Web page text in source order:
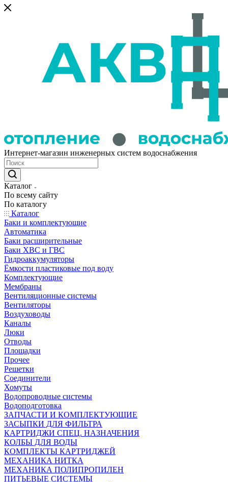
Интернет-магазин инженерных систем водоснабжения
Каталог
По всему сайту
По каталогу
Каталог
Баки и комплектующие
Автоматика
Баки расширительные
Баки ХВС и ГВС
Гидроаккумуляторы
Ёмкости пластиковые под воду
Комплектующие
Мембраны
Вентиляционные системы
Вентиляторы
Воздуховоды
Каналы
Люки
Отводы
Площадки
Прочее
Решетки
Соединители
Хомуты
Водопроводные системы
Водоподготовка
ЗАПЧАСТИ И КОМПЛЕКТУЮЩИЕ
ЗАСЫПКИ ДЛЯ ФИЛЬТРА
КАРТРИДЖИ СПЕЦ. НАЗНАЧЕНИЯ
КОЛБЫ ДЛЯ ВОДЫ
КОМПЛЕКТЫ КАРТРИДЖЕЙ
МЕХАНИКА НИТКА
МЕХАНИКА ПОЛИПРОПИЛЕН
ПИТЬЕВЫЕ СИСТЕМЫ